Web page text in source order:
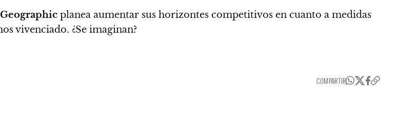
planea aumentar sus horizontes competitivos en cuanto a medidas
vivenciado. ¿Se imaginan?
COMPARTIR